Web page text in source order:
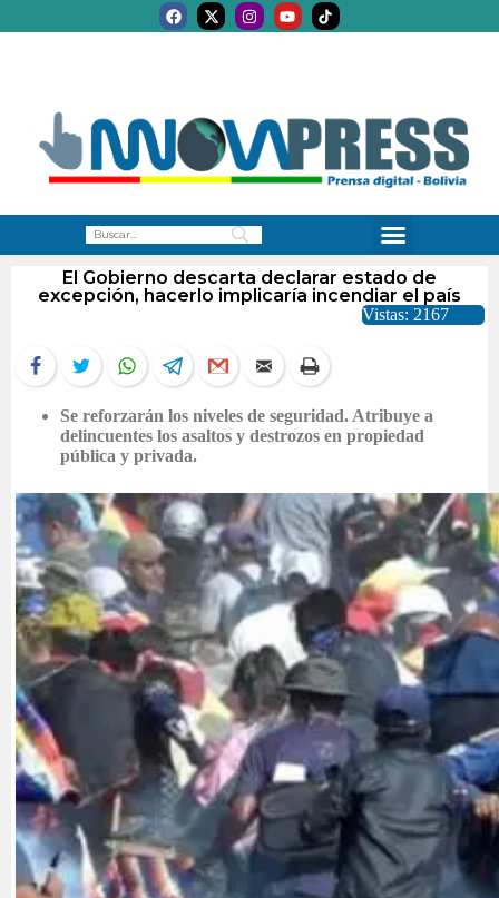
El Gobierno descarta declarar estado de
excepción, hacerlo implicaría incendiar el país
Vistas: 2167
Se reforzarán los niveles de seguridad. Atribuye a
delincuentes los asaltos y destrozos en propiedad
pública y privada.